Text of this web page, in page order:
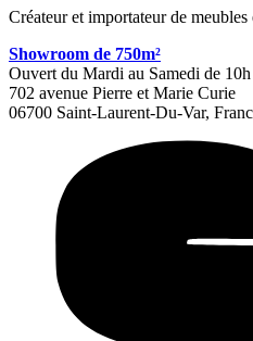
Créateur et importateur de
Showroom de 750m²
Ouvert du Mardi au Samedi de 10h
702 avenue Pierre et Marie Curie
06700 Saint-Laurent-Du-Var,